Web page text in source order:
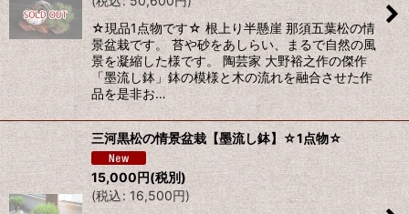
☆現品1点物です☆ 根上り半懸崖 那須五葉松の情
景盆栽です。 苔や砂をあしらい、まるで自然の風
景を凝縮した様です。 陶芸家 大野裕之作の傑作
「墨流し鉢」鉢の模様と木の流れを融合させた作
品を是非お…
三河黒松の情景盆栽【墨流し鉢】☆1点物☆
15,000円(税別)
(税込: 16,500円)